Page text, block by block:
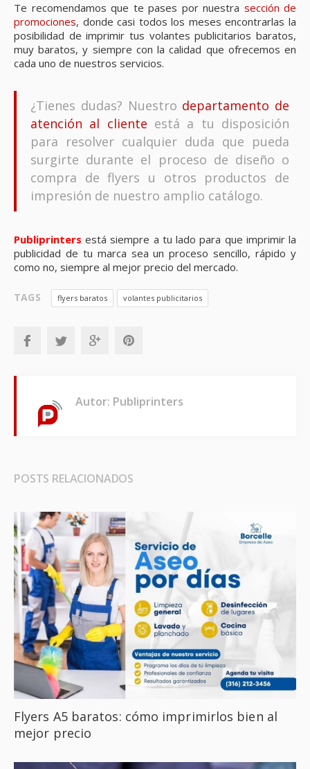
Te recomendamos que te pases por nuestra sección de
promociones, donde casi todos los meses encontrarlas la
posibilidad de imprimir tus volantes publicitarios baratos,
muy baratos, y siempre con la calidad que ofrecemos en
cada uno de nuestros servicios.
¿Tienes dudas? Nuestro departamento de
atención al cliente está a tu disposición
para resolver cualquier duda que pueda
surgirte durante el proceso de diseño o
compra de flyers u otros productos de
impresión de nuestro amplio catálogo.
Publiprinters está siempre a tu lado para que imprimir la
publicidad de tu marca sea un proceso sencillo, rápido y
como no, siempre al mejor precio del mercado.
TAGS flyers baratos volantes publicitarios
Autor: Publiprinters
POSTS RELACIONADOS
Flyers A5 baratos: cómo imprimirlos bien al
mejor precio